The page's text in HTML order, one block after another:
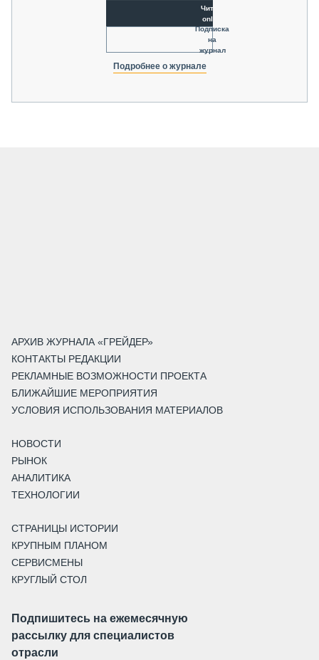
Читать
online
Подписка
на
журнал
Подробнее о журнале
АРХИВ ЖУРНАЛА «ГРЕЙДЕР»
КОНТАКТЫ РЕДАКЦИИ
РЕКЛАМНЫЕ ВОЗМОЖНОСТИ ПРОЕКТА
БЛИЖАЙШИЕ МЕРОПРИЯТИЯ
УСЛОВИЯ ИСПОЛЬЗОВАНИЯ МАТЕРИАЛОВ
НОВОСТИ
РЫНОК
АНАЛИТИКА
ТЕХНОЛОГИИ
СТРАНИЦЫ ИСТОРИИ
КРУПНЫМ ПЛАНОМ
СЕРВИСМЕНЫ
КРУГЛЫЙ СТОЛ
Подпишитесь на ежемесячную
рассылку для специалистов
отрасли